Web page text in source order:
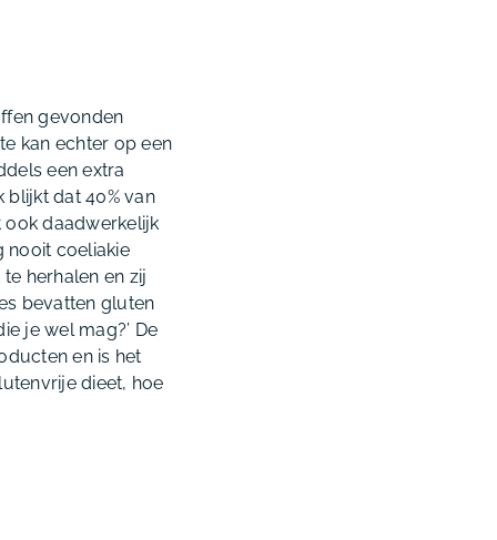
gevonden
kan echter op een
een extra
dat 40% van
ook daadwerkelijk
nooit coeliakie
herhalen en zij
bevatten gluten
je wel mag?’ De
en is het
dieet, hoe